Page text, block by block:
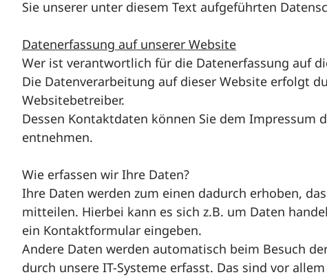
Sie unserer unter diesem Text aufgeführten
Datenerfassung auf unserer Website
Wer ist verantwortlich für die Datenerfassung auf
Die Datenverarbeitung auf dieser Website erfolgt
Websitebetreiber.
Dessen Kontaktdaten können Sie dem Impressum
entnehmen.
Wie erfassen wir Ihre Daten?
Ihre Daten werden zum einen dadurch erhoben,
mitteilen. Hierbei kann es sich z.B. um Daten
ein Kontaktformular eingeben.
Andere Daten werden automatisch beim Besuch
durch unsere IT-Systeme erfasst. Das sind vor